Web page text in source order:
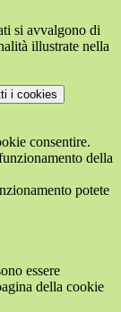
si avvalgono di
illustrate nella
i cookies
consentire.
della
potete
essere
della cookie